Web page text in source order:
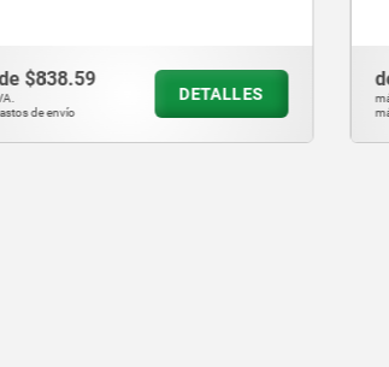
desde$1,171.80
más IVA.
más gastos de envío
DETALLES